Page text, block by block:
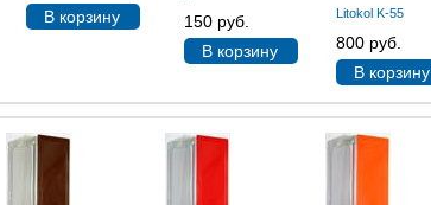
В корзину
150 руб.
В корзину
Litokol K-55
800 руб.
В корзину